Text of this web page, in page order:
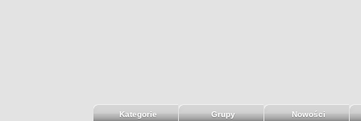
Kategorie Grupy Nowości